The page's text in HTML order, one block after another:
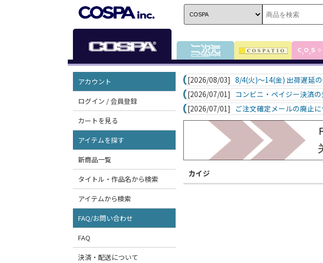
アカウント
ログイン / 会員登録
カートを見る
アイテムを探す
新商品一覧
タイトル・作品名から検索
アイテムから検索
FAQ/お問い合わせ
FAQ
決済・配送について
[2026/08/03] 8/4(火)～14(金) 出荷遅延
[2026/07/01]
コンビニ・ペイジー決済
[2026/07/01]
ご注文確定メールの廃止に
カイジ